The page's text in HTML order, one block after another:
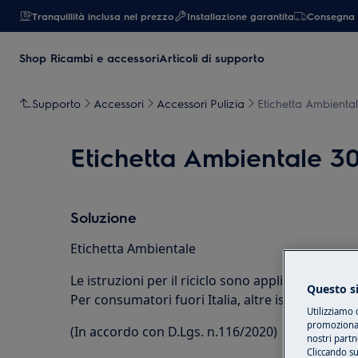
Tranquillità inclusa nel prezzo Installazione garantita
Shop Ricambi e accessoriArticoli di supporto
Supporto Accessori Accessori Pulizia Etichetta
Etichetta Ambientale
Soluzione
Etichetta Ambientale
Le istruzioni per il riciclo sono applicabili solo
Per consumatori fuori Italia, altre istruzioni
(In accordo con D.Lgs. n.116/2020)
Questo
Utilizziamo
nostri
Cliccando